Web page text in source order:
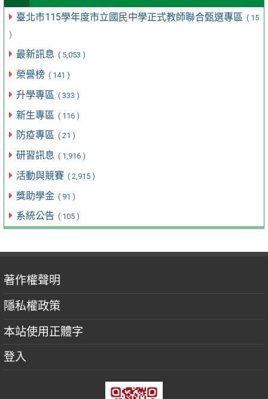
臺北市115學年度市立國民中學正式教師聯合甄選專區 ( 15
)
最新訊息 ( 5,053 )
榮譽榜 ( 141 )
升學專區 ( 333 )
新生專區 ( 116 )
防疫專區 ( 21 )
研習訊息 ( 1,916 )
活動與競賽 ( 2,915 )
獎助學金 ( 91 )
系統公告 ( 105 )
著作權聲明
隱私權政策
本站使用正體字
登入